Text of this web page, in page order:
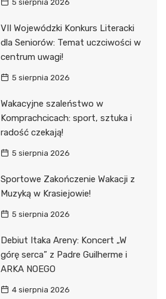
5 sierpnia 2026
VII Wojewódzki Konkurs Literacki
dla Seniorów: Temat uczciwości w
centrum uwagi!
5 sierpnia 2026
Wakacyjne szaleństwo w
Komprachcicach: sport, sztuka i
radość czekają!
5 sierpnia 2026
Sportowe Zakończenie Wakacji z
Muzyką w Krasiejowie!
5 sierpnia 2026
Debiut Itaka Areny: Koncert „W
górę serca” z Padre Guilherme i
ARKA NOEGO
4 sierpnia 2026